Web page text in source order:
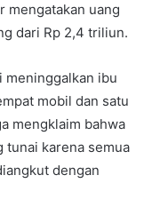
mengatakan uang
dari Rp 2,4 triliun.
meninggalkan ibu
mobil dan satu
mengklaim bahwa
tunai karena semua
dengan